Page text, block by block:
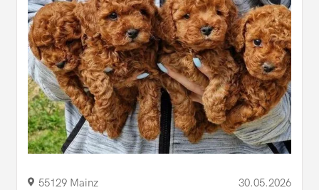
55129 Mainz 30.05.2026